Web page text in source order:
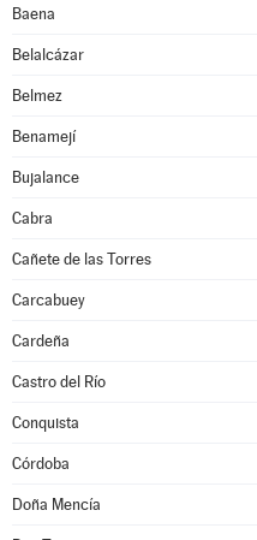
Baena
Belalcázar
Belmez
Benamejí
Bujalance
Cabra
Cañete de las Torres
Carcabuey
Cardeña
Castro del Río
Conquista
Córdoba
Doña Mencía